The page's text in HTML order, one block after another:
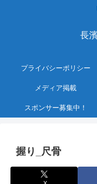
長
プライバシーポリシー
メディア掲載
スポンサー募集中！
握り_尺骨